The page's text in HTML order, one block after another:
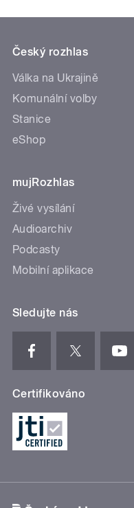
Český rozhlas
Válka na Ukrajině
Komunální volby
Stanice
eShop
mujRozhlas
Živé vysílání
Audioarchiv
Podcasty
Mobilní aplikace
Sledujte nás
Certifikováno